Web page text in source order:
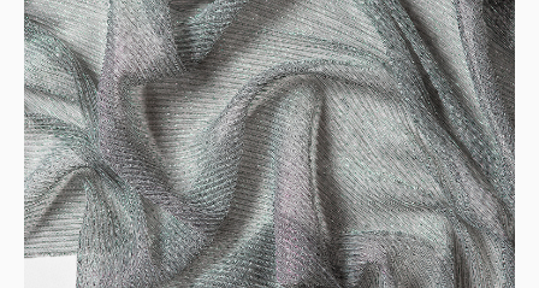
№9302
График работы и схема проезда
+7(918)873-53-45Мария
+7(928)364-79-21Александра
КАК СВЯЗАТЬСЯ